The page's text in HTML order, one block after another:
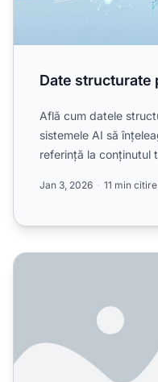
Date structurate
Află cum datele
sistemele AI să
referință la conținutul
Jan 3, 2026 11 min citire
Cum să Implementezi